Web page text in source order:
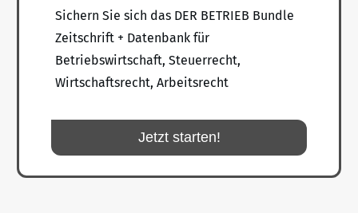
Sichern Sie sich das DER BETRIEB Bundle
Zeitschrift + Datenbank für
Betriebswirtschaft, Steuerrecht,
Wirtschaftsrecht, Arbeitsrecht
Jetzt starten!